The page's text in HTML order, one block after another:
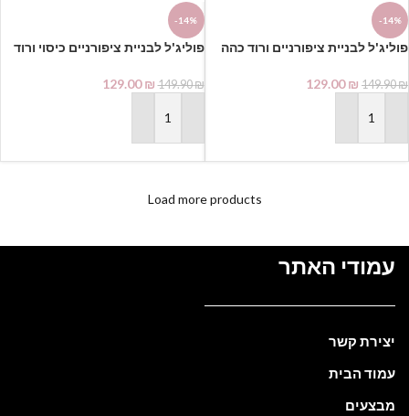
-14%
פוליג'ל לבניית ציפורניים ורוד כהה
149.90₪
129.00₪
הוספה לסל
-14%
פוליג'ל לבניית ציפורניים כיסוי ורוד
149.90₪
129.00₪
הוספה לסל
Load more products
עמודי האתר
יצירת קשר
עמוד הבית
מבצעים